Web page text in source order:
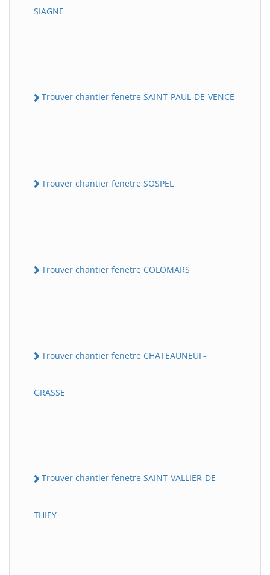
SIAGNE
Trouver chantier fenetre SAINT-PAUL-DE-VENCE
Trouver chantier fenetre SOSPEL
Trouver chantier fenetre COLOMARS
Trouver chantier fenetre CHATEAUNEUF-
GRASSE
Trouver chantier fenetre SAINT-VALLIER-DE-
THIEY